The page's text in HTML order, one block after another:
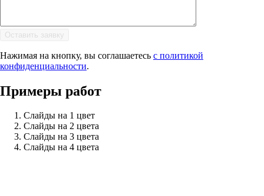
Нажимая на кнопку, вы соглашаетесь с политикой
конфиденциальности.
Примеры работ
Слайды на 1 цвет
Слайды на 2 цвета
Слайды на 3 цвета
Слайды на 4 цвета